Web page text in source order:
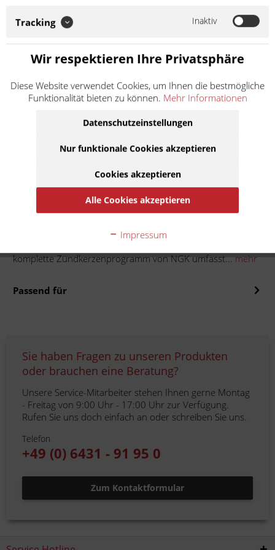
Zündkerzentypen: Von der Standard-Zündkerze über die
Edelmetallzündkerze bis zur...
7,90 € *
Inhalt:1
inkl. MwSt.zzgl. Versandkosten
Lieferzeit ca. 1 Werktag
In denWarenkorb
Auf die Merkliste
komplette Zündkerzenprogramm von NGK umfasst... mehr
Passend für
Sie haben Fragen zu unseren Produkten
oder brauchen eine Beratung?
Unsere Service-Mitarbeiter stehen Ihnen gerne Montag
- Freitag von 9:00 Uhr - 17:00 Uhr zur Verfügung.
Rufen Sie uns doch einfach an oder schreiben Sie uns.
Telefon
+49 (0) 6431 - 91 95 0
Zum Kontaktformular
Tracking Inaktiv
Wir respektieren Ihre Privatsphäre
Diese Website verwendet Cookies, um Ihnen die bestmögliche
Funktionalität bieten zu können. Mehr Informationen
Datenschutzeinstellungen
Nur funktionale Cookies akzeptieren
Cookies akzeptieren
Alle Cookies akzeptieren
Impressum